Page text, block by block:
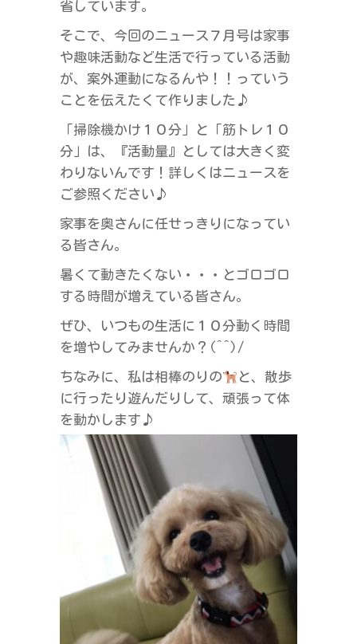
省しています。
そこで、今回のニュース７月号は家事
や趣味活動など生活で行っている活動
が、案外運動になるんや！！っていう
ことを伝えたくて作りました♪
「掃除機かけ１０分」と「筋トレ１０
分」は、『活動量』としては大きく変
わりないんです！詳しくはニュースを
ご参照ください♪
家事を奥さんに任せっきりになってい
る皆さん。
暑くて動きたくない・・・とゴロゴロ
する時間が増えている皆さん。
ぜひ、いつもの生活に１０分動く時間
を増やしてみませんか？(^^)/
ちなみに、私は相棒のりの
と、散歩
に行ったり遊んだりして、頑張って体
を動かします♪